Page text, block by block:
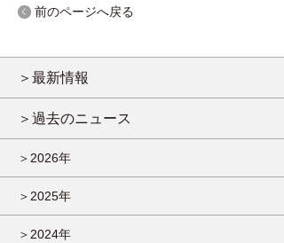
前のページへ戻る
＞最新情報
＞過去のニュース
＞2026年
＞2025年
＞2024年